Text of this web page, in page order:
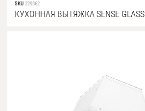
SKU 229362
КУХОННАЯ ВЫТЯЖКА SENSE GLASS